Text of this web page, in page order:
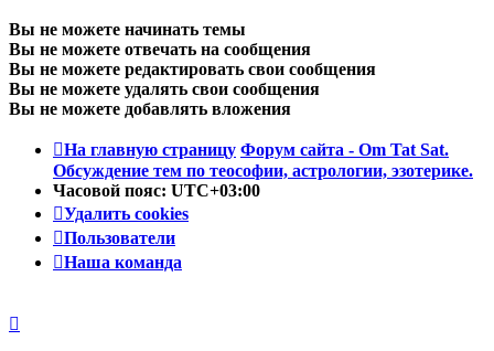
Вы не можете начинать темы
Вы не можете отвечать на сообщения
Вы не можете редактировать свои сообщения
Вы не можете удалять свои сообщения
Вы не можете добавлять вложения
На главную страницу Форум сайта - Om Tat Sat.
Обсуждение тем по теософии, астрологии, эзотерике.
Часовой пояс: UTC+03:00
Удалить cookies
Пользователи
Наша команда